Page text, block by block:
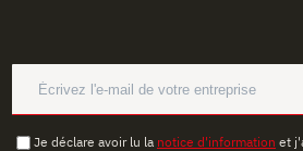
Je déclare avoir lu la notice d'information et